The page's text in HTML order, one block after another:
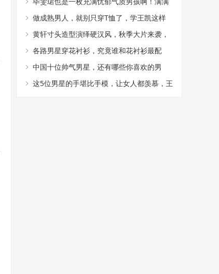
的沉稳气质，尽显绅士
做成熟男人，就别只穿T恤了，学王凯这样
穿，立马帅气又有型
黄轩寸头造型演绎硬汉风，秋季大片来袭，
时尚与复古并存
各路男星穿花衬衫，究竟谁和花衬衫最配
中国十位帅气男星，还有哪些你喜欢的男
星，进来讨论一下吧！
这5位男星的手堪比手模，让女人都羡慕，王